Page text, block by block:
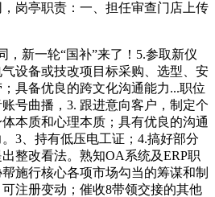
岗亭职责：一、担任审查门店上传
新一轮“国补”来了！5.参取新仪
设备或技改项目标采购、选型、安
具备优良的跨文化沟通能力...职位
号曲播，3. 跟进意向客户，制定个
本质和心理本质；具有优良的沟通
3、持有低压电工证；4.搞好部分
整改看法。熟知OA系统及ERP职
施行核心各项市场勾当的筹谋和制
注册变动；催收8带领交接的其他